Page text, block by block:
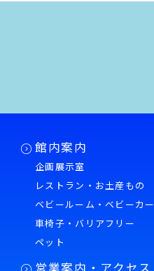
館内案内
企画展示室
レストラン・お土産もの
ベビールーム・ベビーカー
車椅子・バリアフリー
ペット
営業案内・アクセス